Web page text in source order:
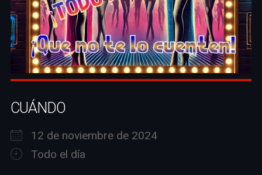
CUÁNDO
12 de noviembre de 2024
Todo el día